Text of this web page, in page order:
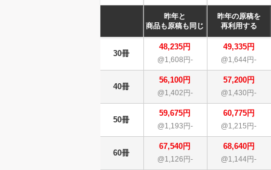
昨年と
商品も原稿も同じ
昨年の原稿を
再利用する
30冊
48,235円
@1,608円-
49,335円
@1,644円-
40冊
56,100円
@1,402円-
57,200円
@1,430円-
50冊
59,675円
@1,193円-
60,775円
@1,215円-
60冊
67,540円
@1,126円-
68,640円
@1,144円-